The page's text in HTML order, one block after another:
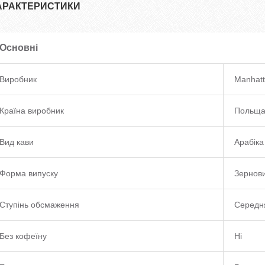
Основні
Виробник
Країна виробник Польща
Вид кави Арабіка
Форма випуску
Ступінь обсмаження
Без кофеїну Ні